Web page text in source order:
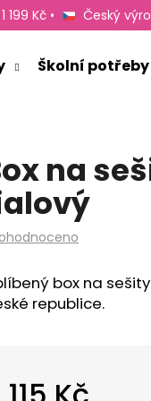
Kč • Český
Školní potřeby
na
box na
republice.
HLEDAT